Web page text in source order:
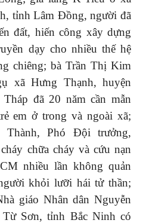
tỉnh Lâm Đồng, người đã
đất, hiến công xây dựng
dạy cho nhiều thế hệ
chiêng; bà Trần Thị Kim
xã Hưng Thạnh, huyện
đã 20 năm cần mẫn
em ở trong và ngoài xã;
Thành, Phó Đội trưởng,
chữa cháy và cứu nạn
nhiều lần không quản
khỏi lưỡi hái tử thần;
giáo Nhân dân Nguyễn
Sơn, tỉnh Bắc Ninh có